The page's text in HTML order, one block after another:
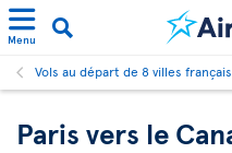
Menu
Vols au départ de 8 villes
Paris vers le